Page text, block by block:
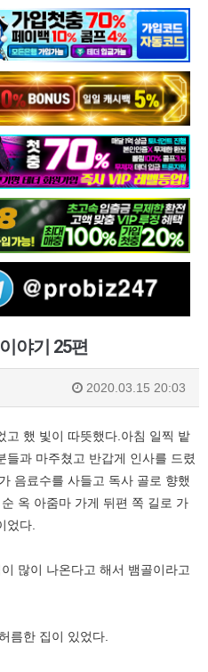
야기 25편
2020.03.15 20:03
고 했 빛이 따뜻했다.아침 일찍 밭
들과 마주쳤고 반갑게 인사를 드렸
음료수를 사들고 독사 골로 향했
옥 아줌마 가게 뒤편 쪽 길로 가
었다.
많이 나온다고 해서 뱀골이라고
름한 집이 있었다.